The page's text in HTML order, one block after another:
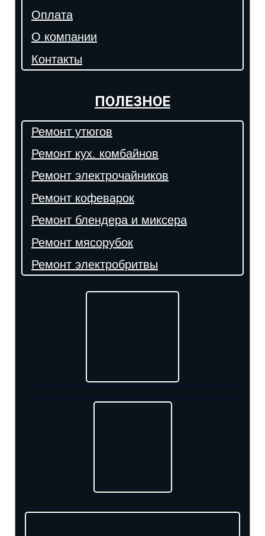
Оплата
О компании
Контакты
ПОЛЕЗНОЕ
Ремонт утюгов
Ремонт кух. комбайнов
Ремонт электрочайников
Ремонт кофеварок
Ремонт блендера и миксера
Ремонт мясорубок
Ремонт электробритвы